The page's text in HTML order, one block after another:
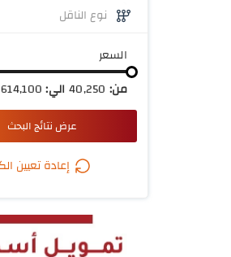
نوع الناقل
السعر
من: 40,250 الي: 614,100
عرض نتائج البحث